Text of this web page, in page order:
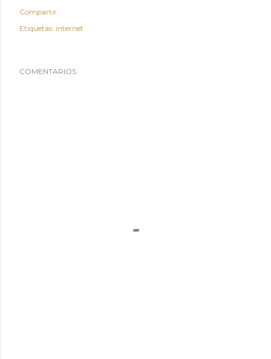
Compartir
Etiquetas: internet
COMENTARIOS